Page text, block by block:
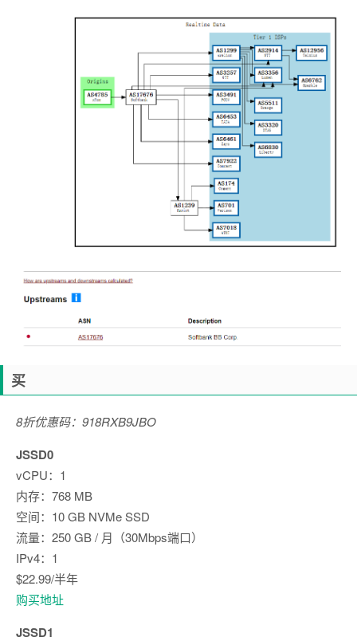
买
8折优惠码：918RXB9JBO
JSSD0
vCPU：1
内存：768 MB
空间：10 GB NVMe SSD
流量：250 GB / 月（30Mbps端口）
IPv4：1
$22.99/半年
购买地址
JSSD1